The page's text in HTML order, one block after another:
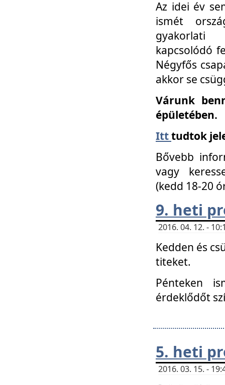
Az idei év
ismét
gyakorlati
kapcsolódó
Négyfős
akkor se
Várunk
épületében.
Itttudtok
Bővebb
vagy
(kedd 18-20
9. heti
2016. 04. 12. -
Kedden és
titeket.
Pénteken
érdeklődőt
5. heti
2016. 03. 15. -